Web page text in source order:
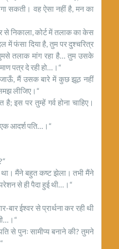
सकती। वह ऐसा नहीं है, मन का
से निकाला, कोर्ट में तलाक का केस
में फंसा दिया है, तुम पर दुश्चरित्र
तलाक मांग रहा है… तुम उसके
पत्र दे रही हो…।“
जाऊँ, मैं उसक बारे में कुछ झूठ नहीं
लीजिए।“
है; इस पर तुम्हें गर्व होना चाहिए।
आदर्श पति…।“
मैंने बहुत कष्ट झेला। तभी मैंने
से ही पैदा हुई थी…।“
बार ईश्वर से प्रार्थना कर रही थी
से पुनः सामीप्य बनाने की? तुमने